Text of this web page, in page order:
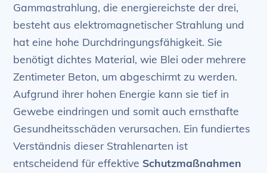
Gammastrahlung, die energiereichste der drei,
besteht aus elektromagnetischer Strahlung und
hat eine hohe Durchdringungsfähigkeit. Sie
benötigt dichtes Material, wie Blei oder mehrere
Zentimeter Beton, um abgeschirmt zu werden.
Aufgrund ihrer hohen Energie kann sie tief in
Gewebe eindringen und somit auch ernsthafte
Gesundheitsschäden verursachen. Ein fundiertes
Verständnis dieser Strahlenarten ist
entscheidend für effektive Schutzmaßnahmen